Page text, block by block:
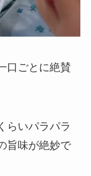
口ごとに絶賛
らいパラパラ
旨味が絶妙で